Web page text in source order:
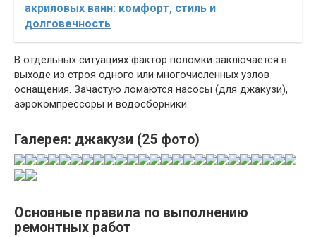
акриловых ванн: комфорт, стиль и
долговечность
В отдельных ситуациях фактор поломки заключается в
выходе из строя одного или многочисленных узлов
оснащения. Зачастую ломаются насосы (для джакузи),
аэрокомпрессоры и водосборники.
Галерея: джакузи (25 фото)
Основные правила по выполнению
ремонтных работ